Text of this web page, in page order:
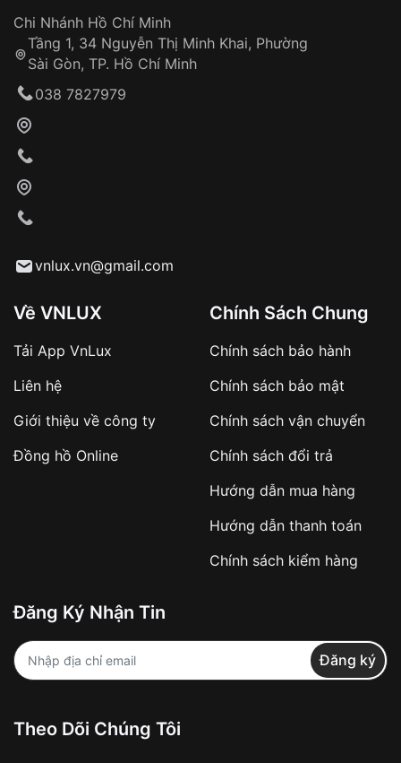
Chi Nhánh Hồ Chí Minh
Tầng 1, 34 Nguyễn Thị Minh Khai, Phường
Sài Gòn, TP. Hồ Chí Minh
038 7827979
vnlux.vn@gmail.com
Về VNLUX
Tải App VnLux
Liên hệ
Giới thiệu về công ty
Đồng hồ Online
Chính Sách Chung
Chính sách bảo hành
Chính sách bảo mật
Chính sách vận chuyển
Chính sách đổi trả
Hướng dẫn mua hàng
Hướng dẫn thanh toán
Chính sách kiểm hàng
Đăng Ký Nhận Tin
Đăng ký
Theo Dõi Chúng Tôi